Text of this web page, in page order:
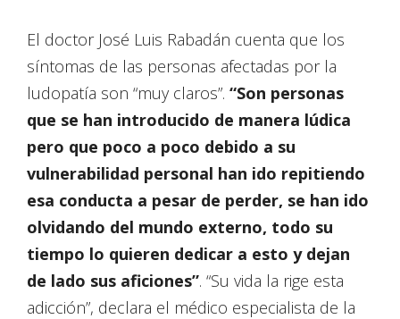
El doctor José Luis Rabadán cuenta que los
síntomas de las personas afectadas por la
ludopatía son “muy claros”. “Son personas
que se han introducido de manera lúdica
pero que poco a poco debido a su
vulnerabilidad personal han ido repitiendo
esa conducta a pesar de perder, se han ido
olvidando del mundo externo, todo su
tiempo lo quieren dedicar a esto y dejan
de lado sus aficiones”. “Su vida la rige esta
adicción”, declara el médico especialista de la